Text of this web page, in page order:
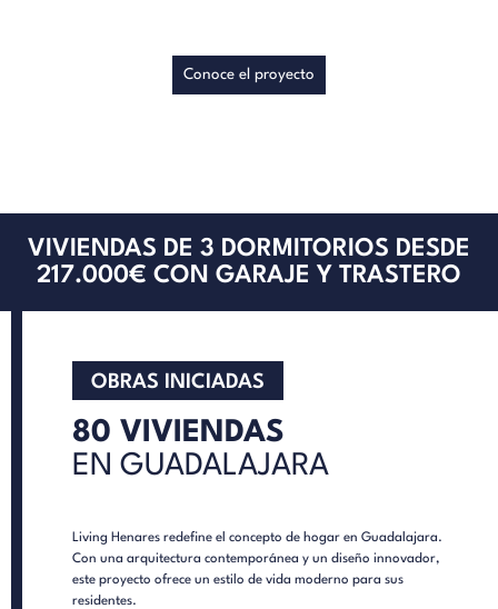
Conoce el proyecto
VIVIENDAS DE 3 DORMITORIOS DESDE
217.000€ CON GARAJE Y TRASTERO
OBRAS INICIADAS
80 VIVIENDAS
EN GUADALAJARA
Living Henares redefine el concepto de hogar en Guadalajara.
Con una arquitectura contemporánea y un diseño innovador,
este proyecto ofrece un estilo de vida moderno para sus
residentes.